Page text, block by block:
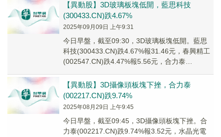
【異動股】3D玻璃板塊低開，藍思科技
(300433.CN)跌4.67%
2025年09月09日 上午9:31
今日早盤，截至09:30，3D玻璃板塊低開。藍思
科技(300433.CN)跌4.67%報31.46元，春興精工
(002547.CN)跌4.47%報5.56元，合力泰
【異動股】3D攝像頭板塊下挫，合力泰
(002217.CN)跌9.74%
2025年08月29日 上午9:45
今日早盤，截至09:45，3D攝像頭板塊下挫。合
力泰(002217.CN)跌9.74%報3.52元，水晶光電